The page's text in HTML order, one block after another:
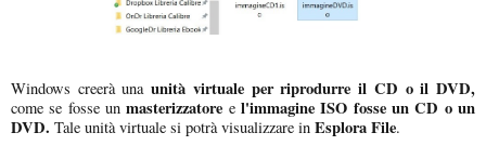
Windows creerà unaunità virtuale per riprodurre il CD o il DVD,
come se fosse unmasterizzatore el'immagine ISO fosse un CD o un
DVD. Tale unità virtuale si potrà visualizzare in Esplora File.